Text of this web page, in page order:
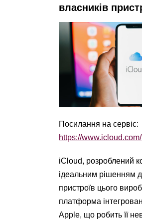
власників
Посилання на сервіс:
https://www.icloud.com/
iCloud, розроблений
ідеальним рішенням
пристроїв цього
платформа
Apple, що робить її